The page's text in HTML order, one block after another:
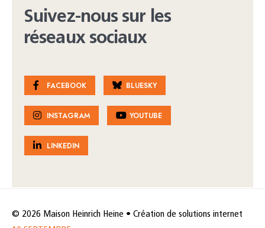
Suivez-nous sur les
réseaux sociaux
FACEBOOK BLUESKY
INSTAGRAM YOUTUBE
LINKEDIN
© 2026 Maison Heinrich Heine • Création de solutions internet